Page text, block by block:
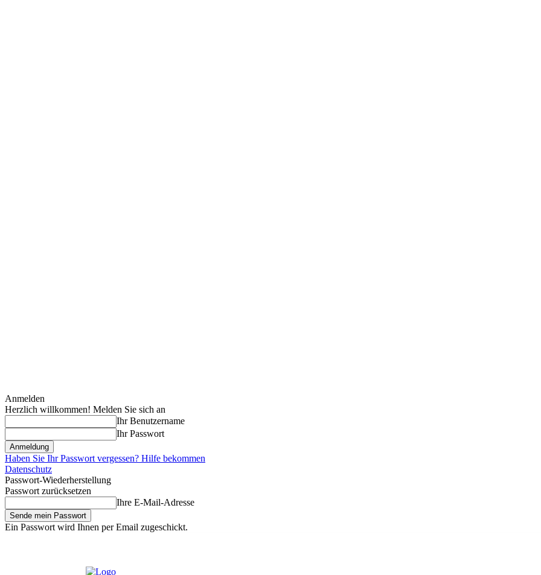
Anmelden
Herzlich willkommen! Melden Sie sich an
Ihr Benutzername
Ihr Passwort
Haben Sie Ihr Passwort vergessen? Hilfe bekommen
Datenschutz
Passwort-Wiederherstellung
Passwort zurücksetzen
Ihre E-Mail-Adresse
Ein Passwort wird Ihnen per Email zugeschickt.